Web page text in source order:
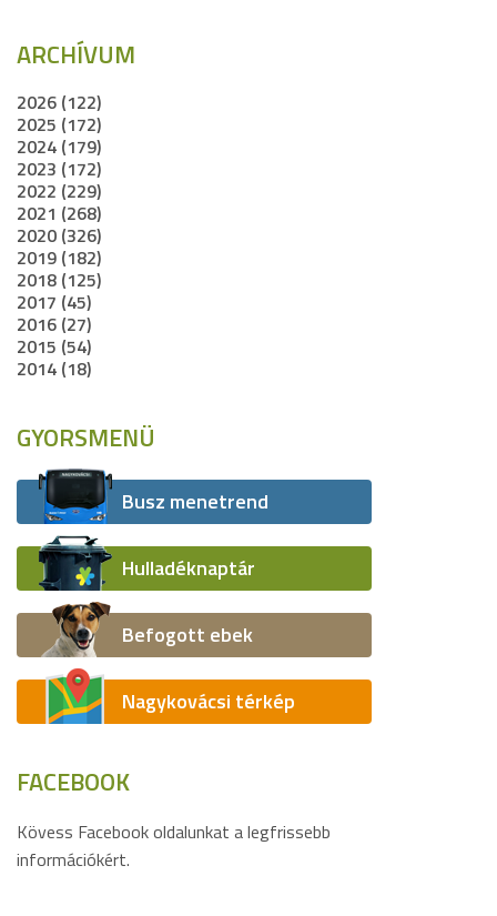
ARCHÍVUM
2026 (122)
2025 (172)
2024 (179)
2023 (172)
2022 (229)
2021 (268)
2020 (326)
2019 (182)
2018 (125)
2017 (45)
2016 (27)
2015 (54)
2014 (18)
GYORSMENÜ
Busz menetrend
Hulladéknaptár
Befogott ebek
Nagykovácsi térkép
FACEBOOK
Kövess Facebook oldalunkat a legfrissebb
információkért.